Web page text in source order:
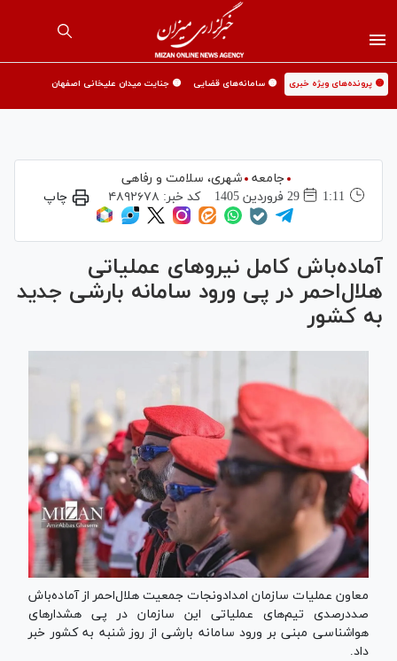
🟡 پرونده‌های ویژه خبری 🟡 سامانه‌های قضایی 🟡 جنایت میدان علیخانی اصفهان
جامعه
شهری،‌ سلامت و رفاهی
1:11
29 فروردين 1405 کد خبر: ۴۸۹۲۶۷۸ چاپ
آماده‌باش کامل نیرو‌های عملیاتی
هلال‌احمر در پی ورود سامانه بارشی جدید
به کشور
معاون عملیات سازمان امدادونجات جمعیت هلال‌احمر از آماده‌باش
صددرصدی تیم‌های عملیاتی این سازمان در پی هشدار‌های
هواشناسی مبنی بر ورود سامانه بارشی از روز شنبه به کشور خبر
داد.